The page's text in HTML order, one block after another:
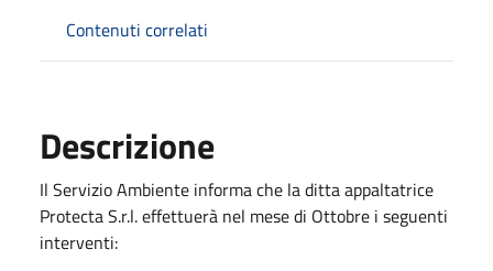
Contenuti correlati
Descrizione
Il Servizio Ambiente informa che la ditta appaltatrice
Protecta S.r.l. effettuerà nel mese di Ottobre i seguenti
interventi: